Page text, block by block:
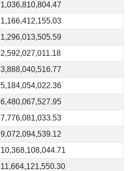
1,036,810,804.47
1,166,412,155.03
1,296,013,505.59
2,592,027,011.18
3,888,040,516.77
5,184,054,022.36
6,480,067,527.95
7,776,081,033.53
9,072,094,539.12
10,368,108,044.71
11,664,121,550.30